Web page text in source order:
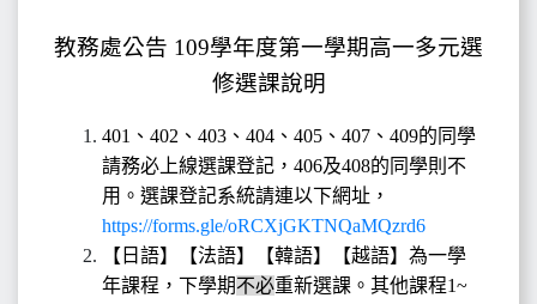
教務處公告 109學年度第一學期高一多元選
修選課說明
401、402、403、404、405、407、409的同學
請務必上線選課登記，406及408的同學則不
用。選課登記系統請連以下網址，
https://forms.gle/oRCXjGKTNQaMQzrd6
【日語】【法語】【韓語】【越語】為一學
年課程，下學期不必重新選課。其他課程1~